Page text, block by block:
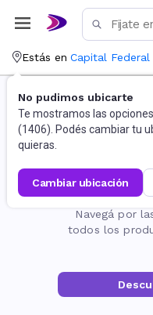
Estás en Capital Federal
No pudimos ubicarte
Te mostramos las
(1406). Podés cambiar tu
quieras.
cambiar ubicación
La
Navegá por
todos los